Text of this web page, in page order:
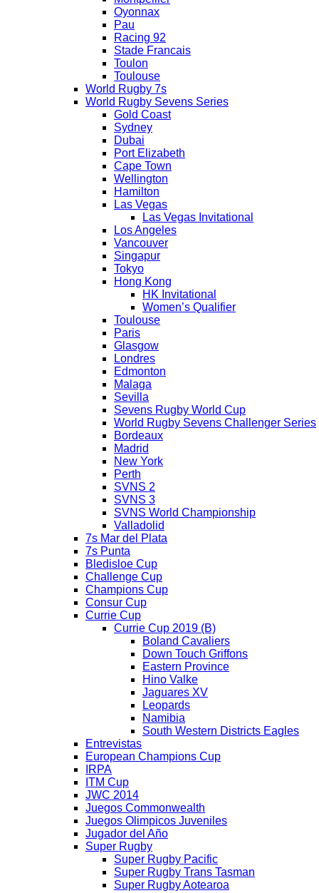
Oyonnax
Pau
Racing 92
Stade Francais
Toulon
Toulouse
World Rugby 7s
World Rugby Sevens Series
Gold Coast
Sydney
Dubai
Port Elizabeth
Cape Town
Wellington
Hamilton
Las Vegas
Las Vegas Invitational
Los Angeles
Vancouver
Singapur
Tokyo
Hong Kong
HK Invitational
Women’s Qualifier
Toulouse
Paris
Glasgow
Londres
Edmonton
Malaga
Sevilla
Sevens Rugby World Cup
World Rugby Sevens Challenger Series
Bordeaux
Madrid
New York
Perth
SVNS 2
SVNS 3
SVNS World Championship
Valladolid
7s Mar del Plata
7s Punta
Bledisloe Cup
Challenge Cup
Champions Cup
Consur Cup
Currie Cup
Currie Cup 2019 (B)
Boland Cavaliers
Down Touch Griffons
Eastern Province
Hino Valke
Jaguares XV
Leopards
Namibia
South Western Districts Eagles
Entrevistas
European Champions Cup
IRPA
ITM Cup
JWC 2014
Juegos Commonwealth
Juegos Olimpicos Juveniles
Jugador del Año
Super Rugby
Super Rugby Pacific
Super Rugby Trans Tasman
Super Rugby Aotearoa